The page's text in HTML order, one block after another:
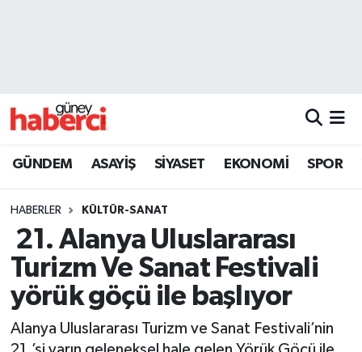
GÜNDEM ASAYİŞ SİYASET EKONOMİ SPOR
HABERLER KÜLTÜR-SANAT
21. Alanya Uluslararası
Turizm Ve Sanat Festivali
yörük göçü ile başlıyor
Alanya Uluslararası Turizm ve Sanat Festivali’nin
Beyoğlu Trafik Yoğunluk Haritası
Son Dakika Haberleri
Haber Arşivi